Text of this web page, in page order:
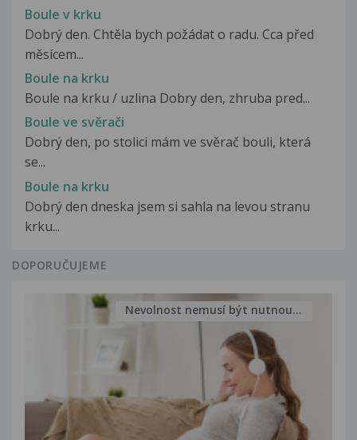
Boule v krku
Dobrý den. Chtěla bych požádat o radu. Cca před
měsícem...
Boule na krku
Boule na krku / uzlina Dobry den, zhruba pred...
Boule ve svěrači
Dobrý den, po stolici mám ve svěrač bouli, která
se...
Boule na krku
Dobrý den dneska jsem si sahla na levou stranu
krku...
DOPORUČUJEME
Nevolnost nemusí být nutnou...